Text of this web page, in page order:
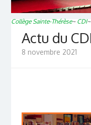
Collège Sainte-Thérèse~ CDI~
Actu du
8 novembre 2021